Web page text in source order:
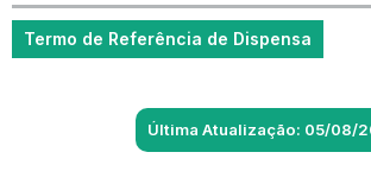
Termo de Referência de Dispensa
Última Atualização: 05/08/